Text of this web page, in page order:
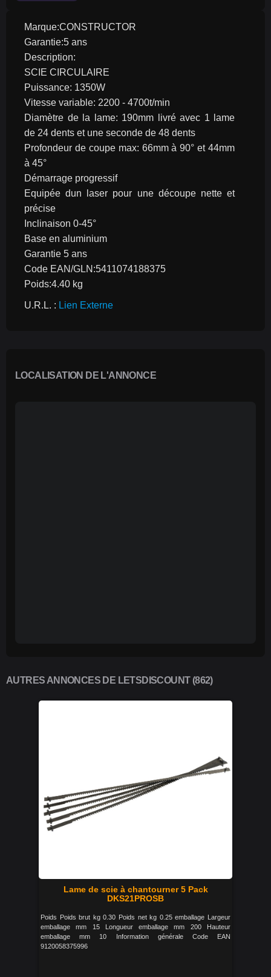
Marque:CONSTRUCTOR
Garantie:5 ans
Description:
SCIE CIRCULAIRE
Puissance: 1350W
Vitesse variable: 2200 - 4700t/min
Diamètre de la lame: 190mm livré avec 1 lame
de 24 dents et une seconde de 48 dents
Profondeur de coupe max: 66mm à 90° et 44mm
à 45°
Démarrage progressif
Equipée dun laser pour une découpe nette et
précise
Inclinaison 0-45°
Base en aluminium
Garantie 5 ans
Code EAN/GLN:5411074188375
Poids:4.40 kg
U.R.L. : Lien Externe
LOCALISATION DE L'ANNONCE
AUTRES ANNONCES DE LETSDISCOUNT (862)
Lame de scie à chantourner 5 Pack
DKS21PROSB
Poids Poids brut kg 0.30 Poids net kg 0.25 emballage Largeur
emballage mm 15 Longueur emballage mm 200 Hauteur
emballage mm 10 Information générale Code EAN
9120058375996